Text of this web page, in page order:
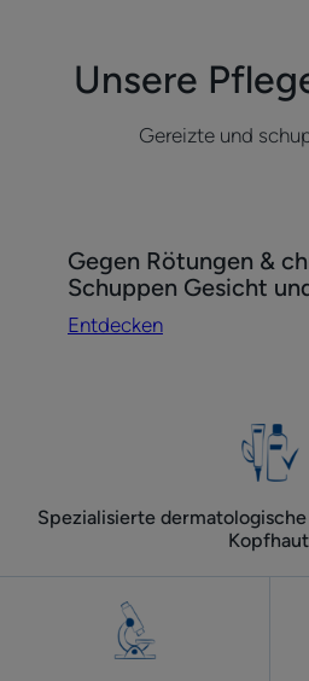
Unsere
Gereizte und
Gegen
Rötungen
&
Gegen Rötungen &
Schuppen Gesicht
Entdecken
Spezialisierte